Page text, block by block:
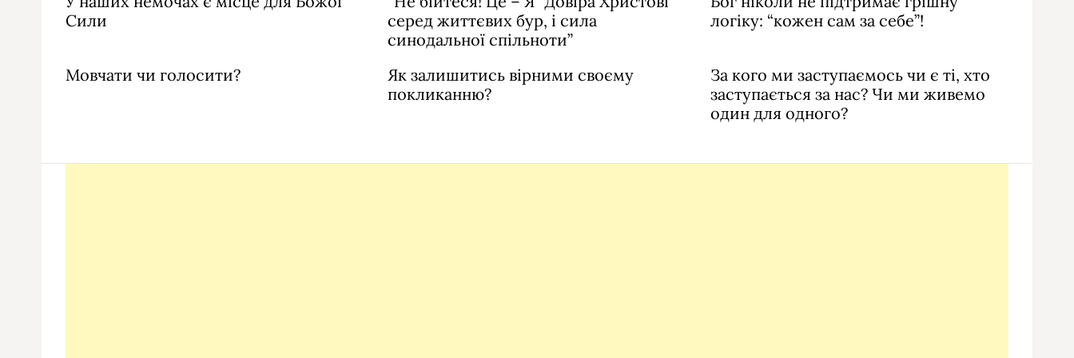
Сили
серед життєвих бур, і сила
синодальної спільноти”
логіку: “кожен сам за себе”!
Мовчати чи голосити?
Як залишитись вірними своєму
покликанню?
За кого ми заступаємось чи є ті, хто
заступається за нас? Чи ми живемо
один для одного?